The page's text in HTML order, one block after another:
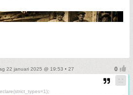
22 januari 2025 @ 19:53 • 27